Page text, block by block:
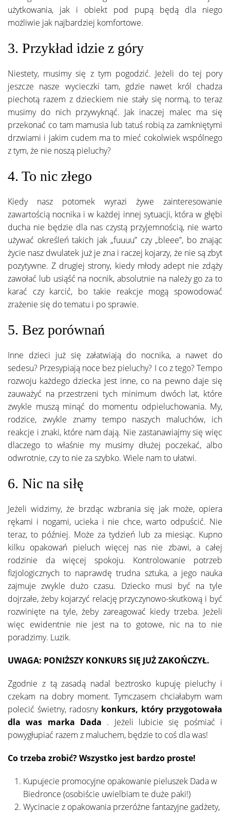
użytkowania, jak i obiekt pod pupą będą dla niego
możliwie jak najbardziej komfortowe.
3. Przykład idzie z góry
Niestety, musimy się z tym pogodzić. Jeżeli do tej pory
jeszcze nasze wycieczki tam, gdzie nawet król chadza
piechotą razem z dzieckiem nie stały się normą, to teraz
musimy do nich przywyknąć. Jak inaczej malec ma się
przekonać co tam mamusia lub tatuś robią za zamkniętymi
drzwiami i jakim cudem ma to mieć cokolwiek wspólnego
z tym, że nie noszą pieluchy?
4. To nic złego
Kiedy nasz potomek wyrazi żywe zainteresowanie
zawartością nocnika i w każdej innej sytuacji, która w głębi
ducha nie będzie dla nas czystą przyjemnością, nie warto
używać określeń takich jak „fuuuu” czy „bleee”, bo znając
życie nasz dwulatek już je zna i raczej kojarzy, że nie są zbyt
pozytywne. Z drugiej strony, kiedy młody adept nie zdąży
zawołać lub usiąść na nocnik, absolutnie na należy go za to
karać czy karcić, bo takie reakcje mogą spowodować
zrażenie się do tematu i po sprawie.
5. Bez porównań
Inne dzieci już się załatwiają do nocnika, a nawet do
sedesu? Przesypiają noce bez pieluchy? I co z tego? Tempo
rozwoju każdego dziecka jest inne, co na pewno daje się
zauważyć na przestrzeni tych minimum dwóch lat, które
zwykle muszą minąć do momentu odpieluchowania. My,
rodzice, zwykle znamy tempo naszych maluchów, ich
reakcje i znaki, które nam dają. Nie zastanawiajmy się więc
dlaczego to właśnie my musimy dłużej poczekać, albo
odwrotnie, czy to nie za szybko. Wiele nam to ułatwi.
6. Nic na siłę
Jeżeli widzimy, że brzdąc wzbrania się jak może, opiera
rękami i nogami, ucieka i nie chce, warto odpuścić. Nie
teraz, to później. Może za tydzień lub za miesiąc. Kupno
kilku opakowań pieluch więcej nas nie zbawi, a całej
rodzinie da więcej spokoju. Kontrolowanie potrzeb
fizjologicznych to naprawdę trudna sztuka, a jego nauka
zajmuje zwykle dużo czasu. Dziecko musi być na tyle
dojrzałe, żeby kojarzyć relację przyczynowo-skutkową i być
rozwinięte na tyle, żeby zareagować kiedy trzeba. Jeżeli
więc ewidentnie nie jest na to gotowe, nic na to nie
poradzimy. Luzik.
UWAGA: PONIŻSZY KONKURS SIĘ JUŻ ZAKOŃCZYŁ.
Zgodnie z tą zasadą nadal beztrosko kupuję pieluchy i
czekam na dobry moment. Tymczasem chciałabym wam
polecić świetny, radosny konkurs, który przygotowała
dla was marka Dada . Jeżeli lubicie się pośmiać i
powygłupiać razem z maluchem, będzie to coś dla was!
Co trzeba zrobić? Wszystko jest bardzo proste!
Kupujecie promocyjne opakowanie pieluszek Dada w
Biedronce (osobiście uwielbiam te duże paki!)
Wycinacie z opakowania przeróżne fantazyjne gadżety,